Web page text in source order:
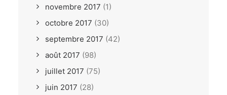
novembre 2017 (1)
octobre 2017 (30)
septembre 2017 (42)
août 2017 (98)
juillet 2017 (75)
juin 2017 (28)